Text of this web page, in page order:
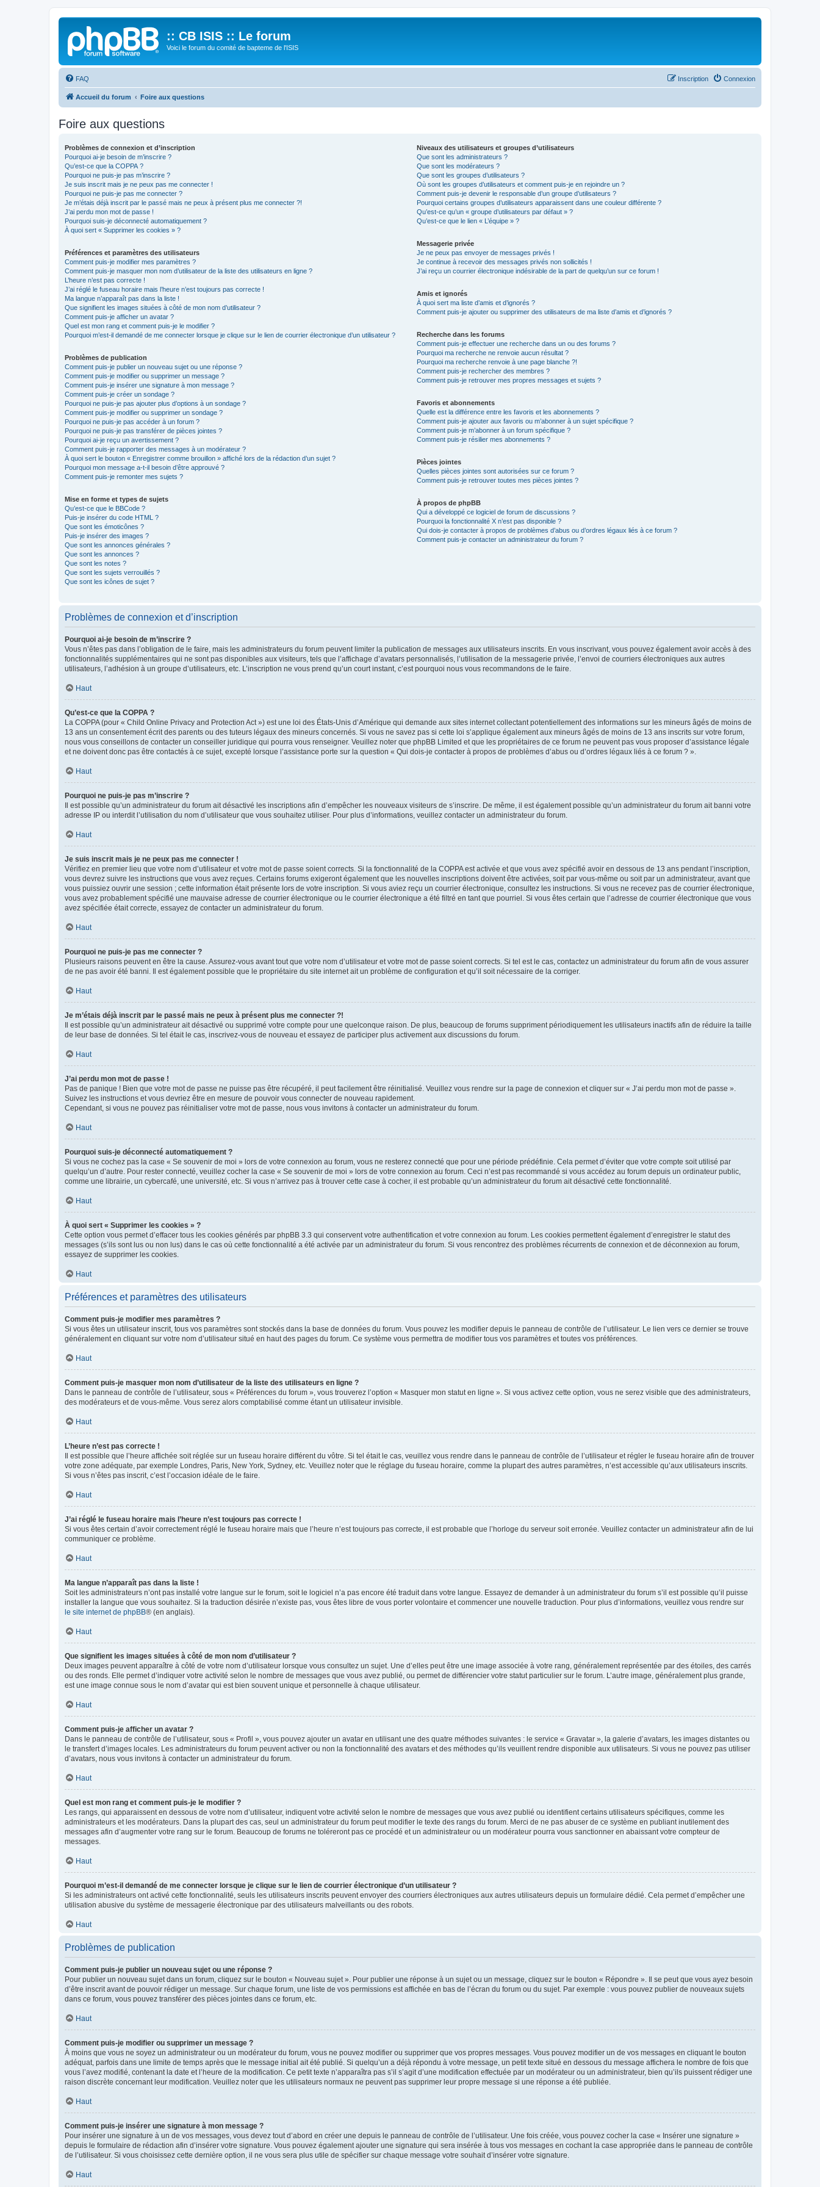
:: CB ISIS :: Le forum
Voici le forum du comité de bapteme de l'ISIS
FAQ Connexion
Inscription
Accueil du forum Foire aux questions
Foire aux questions
Problèmes de connexion et d’inscription
Pourquoi ai-je besoin de m’inscrire ?
Qu’est-ce que la COPPA ?
Pourquoi ne puis-je pas m’inscrire ?
Je suis inscrit mais je ne peux pas me connecter !
Pourquoi ne puis-je pas me connecter ?
Je m’étais déjà inscrit par le passé mais ne peux à présent plus me connecter ?!
J’ai perdu mon mot de passe !
Pourquoi suis-je déconnecté automatiquement ?
À quoi sert « Supprimer les cookies » ?
Préférences et paramètres des utilisateurs
Comment puis-je modifier mes paramètres ?
Comment puis-je masquer mon nom d’utilisateur de la liste des utilisateurs en ligne ?
L’heure n’est pas correcte !
J’ai réglé le fuseau horaire mais l’heure n’est toujours pas correcte !
Ma langue n’apparaît pas dans la liste !
Que signifient les images situées à côté de mon nom d’utilisateur ?
Comment puis-je afficher un avatar ?
Quel est mon rang et comment puis-je le modifier ?
Pourquoi m’est-il demandé de me connecter lorsque je clique sur le lien de courrier électronique d’un utilisateur ?
Problèmes de publication
Comment puis-je publier un nouveau sujet ou une réponse ?
Comment puis-je modifier ou supprimer un message ?
Comment puis-je insérer une signature à mon message ?
Comment puis-je créer un sondage ?
Pourquoi ne puis-je pas ajouter plus d’options à un sondage ?
Comment puis-je modifier ou supprimer un sondage ?
Pourquoi ne puis-je pas accéder à un forum ?
Pourquoi ne puis-je pas transférer de pièces jointes ?
Pourquoi ai-je reçu un avertissement ?
Comment puis-je rapporter des messages à un modérateur ?
À quoi sert le bouton « Enregistrer comme brouillon » affiché lors de la rédaction d’un sujet ?
Pourquoi mon message a-t-il besoin d’être approuvé ?
Comment puis-je remonter mes sujets ?
Mise en forme et types de sujets
Qu’est-ce que le BBCode ?
Puis-je insérer du code HTML ?
Que sont les émoticônes ?
Puis-je insérer des images ?
Que sont les annonces générales ?
Que sont les annonces ?
Que sont les notes ?
Que sont les sujets verrouillés ?
Que sont les icônes de sujet ?
Niveaux des utilisateurs et groupes d’utilisateurs
Que sont les administrateurs ?
Que sont les modérateurs ?
Que sont les groupes d’utilisateurs ?
Où sont les groupes d’utilisateurs et comment puis-je en rejoindre un ?
Comment puis-je devenir le responsable d’un groupe d’utilisateurs ?
Pourquoi certains groupes d’utilisateurs apparaissent dans une couleur différente ?
Qu’est-ce qu’un « groupe d’utilisateurs par défaut » ?
Qu’est-ce que le lien « L’équipe » ?
Messagerie privée
Je ne peux pas envoyer de messages privés !
Je continue à recevoir des messages privés non sollicités !
J’ai reçu un courrier électronique indésirable de la part de quelqu’un sur ce forum !
Amis et ignorés
À quoi sert ma liste d’amis et d’ignorés ?
Comment puis-je ajouter ou supprimer des utilisateurs de ma liste d’amis et d’ignorés ?
Recherche dans les forums
Comment puis-je effectuer une recherche dans un ou des forums ?
Pourquoi ma recherche ne renvoie aucun résultat ?
Pourquoi ma recherche renvoie à une page blanche ?!
Comment puis-je rechercher des membres ?
Comment puis-je retrouver mes propres messages et sujets ?
Favoris et abonnements
Quelle est la différence entre les favoris et les abonnements ?
Comment puis-je ajouter aux favoris ou m’abonner à un sujet spécifique ?
Comment puis-je m’abonner à un forum spécifique ?
Comment puis-je résilier mes abonnements ?
Pièces jointes
Quelles pièces jointes sont autorisées sur ce forum ?
Comment puis-je retrouver toutes mes pièces jointes ?
À propos de phpBB
Qui a développé ce logiciel de forum de discussions ?
Pourquoi la fonctionnalité X n’est pas disponible ?
Qui dois-je contacter à propos de problèmes d’abus ou d’ordres légaux liés à ce forum ?
Comment puis-je contacter un administrateur du forum ?
Problèmes de connexion et d’inscription
Pourquoi ai-je besoin de m’inscrire ?
Vous n’êtes pas dans l’obligation de le faire, mais les administrateurs du forum peuvent limiter la publication de messages aux utilisateurs inscrits. En vous inscrivant, vous pouvez également avoir accès à des
fonctionnalités supplémentaires qui ne sont pas disponibles aux visiteurs, tels que l’affichage d’avatars personnalisés, l’utilisation de la messagerie privée, l’envoi de courriers électroniques aux autres
utilisateurs, l’adhésion à un groupe d’utilisateurs, etc. L’inscription ne vous prend qu’un court instant, c’est pourquoi nous vous recommandons de le faire.
Haut
Qu’est-ce que la COPPA ?
La COPPA (pour « Child Online Privacy and Protection Act ») est une loi des États-Unis d’Amérique qui demande aux sites internet collectant potentiellement des informations sur les mineurs âgés de moins de
13 ans un consentement écrit des parents ou des tuteurs légaux des mineurs concernés. Si vous ne savez pas si cette loi s’applique également aux mineurs âgés de moins de 13 ans inscrits sur votre forum,
nous vous conseillons de contacter un conseiller juridique qui pourra vous renseigner. Veuillez noter que phpBB Limited et que les propriétaires de ce forum ne peuvent pas vous proposer d’assistance légale
et ne doivent donc pas être contactés à ce sujet, excepté lorsque l’assistance porte sur la question « Qui dois-je contacter à propos de problèmes d’abus ou d’ordres légaux liés à ce forum ? ».
Haut
Pourquoi ne puis-je pas m’inscrire ?
Il est possible qu’un administrateur du forum ait désactivé les inscriptions afin d’empêcher les nouveaux visiteurs de s’inscrire. De même, il est également possible qu’un administrateur du forum ait banni votre
adresse IP ou interdit l’utilisation du nom d’utilisateur que vous souhaitez utiliser. Pour plus d’informations, veuillez contacter un administrateur du forum.
Haut
Je suis inscrit mais je ne peux pas me connecter !
Vérifiez en premier lieu que votre nom d’utilisateur et votre mot de passe soient corrects. Si la fonctionnalité de la COPPA est activée et que vous avez spécifié avoir en dessous de 13 ans pendant l’inscription,
vous devrez suivre les instructions que vous avez reçues. Certains forums exigeront également que les nouvelles inscriptions doivent être activées, soit par vous-même ou soit par un administrateur, avant que
vous puissiez ouvrir une session ; cette information était présente lors de votre inscription. Si vous aviez reçu un courrier électronique, consultez les instructions. Si vous ne recevez pas de courrier électronique,
vous avez probablement spécifié une mauvaise adresse de courrier électronique ou le courrier électronique a été filtré en tant que pourriel. Si vous êtes certain que l’adresse de courrier électronique que vous
avez spécifiée était correcte, essayez de contacter un administrateur du forum.
Haut
Pourquoi ne puis-je pas me connecter ?
Plusieurs raisons peuvent en être la cause. Assurez-vous avant tout que votre nom d’utilisateur et votre mot de passe soient corrects. Si tel est le cas, contactez un administrateur du forum afin de vous assurer
de ne pas avoir été banni. Il est également possible que le propriétaire du site internet ait un problème de configuration et qu’il soit nécessaire de la corriger.
Haut
Je m’étais déjà inscrit par le passé mais ne peux à présent plus me connecter ?!
Il est possible qu’un administrateur ait désactivé ou supprimé votre compte pour une quelconque raison. De plus, beaucoup de forums suppriment périodiquement les utilisateurs inactifs afin de réduire la taille
de leur base de données. Si tel était le cas, inscrivez-vous de nouveau et essayez de participer plus activement aux discussions du forum.
Haut
J’ai perdu mon mot de passe !
Pas de panique ! Bien que votre mot de passe ne puisse pas être récupéré, il peut facilement être réinitialisé. Veuillez vous rendre sur la page de connexion et cliquer sur « J’ai perdu mon mot de passe ».
Suivez les instructions et vous devriez être en mesure de pouvoir vous connecter de nouveau rapidement.
Cependant, si vous ne pouvez pas réinitialiser votre mot de passe, nous vous invitons à contacter un administrateur du forum.
Haut
Pourquoi suis-je déconnecté automatiquement ?
Si vous ne cochez pas la case « Se souvenir de moi » lors de votre connexion au forum, vous ne resterez connecté que pour une période prédéfinie. Cela permet d’éviter que votre compte soit utilisé par
quelqu’un d’autre. Pour rester connecté, veuillez cocher la case « Se souvenir de moi » lors de votre connexion au forum. Ceci n’est pas recommandé si vous accédez au forum depuis un ordinateur public,
comme une librairie, un cybercafé, une université, etc. Si vous n’arrivez pas à trouver cette case à cocher, il est probable qu’un administrateur du forum ait désactivé cette fonctionnalité.
Haut
À quoi sert « Supprimer les cookies » ?
Cette option vous permet d’effacer tous les cookies générés par phpBB 3.3 qui conservent votre authentification et votre connexion au forum. Les cookies permettent également d’enregistrer le statut des
messages (s’ils sont lus ou non lus) dans le cas où cette fonctionnalité a été activée par un administrateur du forum. Si vous rencontrez des problèmes récurrents de connexion et de déconnexion au forum,
essayez de supprimer les cookies.
Haut
Préférences et paramètres des utilisateurs
Comment puis-je modifier mes paramètres ?
Si vous êtes un utilisateur inscrit, tous vos paramètres sont stockés dans la base de données du forum. Vous pouvez les modifier depuis le panneau de contrôle de l’utilisateur. Le lien vers ce dernier se trouve
généralement en cliquant sur votre nom d’utilisateur situé en haut des pages du forum. Ce système vous permettra de modifier tous vos paramètres et toutes vos préférences.
Haut
Comment puis-je masquer mon nom d’utilisateur de la liste des utilisateurs en ligne ?
Dans le panneau de contrôle de l’utilisateur, sous « Préférences du forum », vous trouverez l’option « Masquer mon statut en ligne ». Si vous activez cette option, vous ne serez visible que des administrateurs,
des modérateurs et de vous-même. Vous serez alors comptabilisé comme étant un utilisateur invisible.
Haut
L’heure n’est pas correcte !
Il est possible que l’heure affichée soit réglée sur un fuseau horaire différent du vôtre. Si tel était le cas, veuillez vous rendre dans le panneau de contrôle de l’utilisateur et régler le fuseau horaire afin de trouver
votre zone adéquate, par exemple Londres, Paris, New York, Sydney, etc. Veuillez noter que le réglage du fuseau horaire, comme la plupart des autres paramètres, n’est accessible qu’aux utilisateurs inscrits.
Si vous n’êtes pas inscrit, c’est l’occasion idéale de le faire.
Haut
J’ai réglé le fuseau horaire mais l’heure n’est toujours pas correcte !
Si vous êtes certain d’avoir correctement réglé le fuseau horaire mais que l’heure n’est toujours pas correcte, il est probable que l’horloge du serveur soit erronée. Veuillez contacter un administrateur afin de lui
communiquer ce problème.
Haut
Ma langue n’apparaît pas dans la liste !
Soit les administrateurs n’ont pas installé votre langue sur le forum, soit le logiciel n’a pas encore été traduit dans votre langue. Essayez de demander à un administrateur du forum s’il est possible qu’il puisse
installer la langue que vous souhaitez. Si la traduction désirée n’existe pas, vous êtes libre de vous porter volontaire et commencer une nouvelle traduction. Pour plus d’informations, veuillez vous rendre sur
le site internet de phpBB® (en anglais).
Haut
Que signifient les images situées à côté de mon nom d’utilisateur ?
Deux images peuvent apparaître à côté de votre nom d’utilisateur lorsque vous consultez un sujet. Une d’elles peut être une image associée à votre rang, généralement représentée par des étoiles, des carrés
ou des ronds. Elle permet d’indiquer votre activité selon le nombre de messages que vous avez publié, ou permet de différencier votre statut particulier sur le forum. L’autre image, généralement plus grande,
est une image connue sous le nom d’avatar qui est bien souvent unique et personnelle à chaque utilisateur.
Haut
Comment puis-je afficher un avatar ?
Dans le panneau de contrôle de l’utilisateur, sous « Profil », vous pouvez ajouter un avatar en utilisant une des quatre méthodes suivantes : le service « Gravatar », la galerie d’avatars, les images distantes ou
le transfert d’images locales. Les administrateurs du forum peuvent activer ou non la fonctionnalité des avatars et des méthodes qu’ils veuillent rendre disponible aux utilisateurs. Si vous ne pouvez pas utiliser
d’avatars, nous vous invitons à contacter un administrateur du forum.
Haut
Quel est mon rang et comment puis-je le modifier ?
Les rangs, qui apparaissent en dessous de votre nom d’utilisateur, indiquent votre activité selon le nombre de messages que vous avez publié ou identifient certains utilisateurs spécifiques, comme les
administrateurs et les modérateurs. Dans la plupart des cas, seul un administrateur du forum peut modifier le texte des rangs du forum. Merci de ne pas abuser de ce système en publiant inutilement des
messages afin d’augmenter votre rang sur le forum. Beaucoup de forums ne toléreront pas ce procédé et un administrateur ou un modérateur pourra vous sanctionner en abaissant votre compteur de
messages.
Haut
Pourquoi m’est-il demandé de me connecter lorsque je clique sur le lien de courrier électronique d’un utilisateur ?
Si les administrateurs ont activé cette fonctionnalité, seuls les utilisateurs inscrits peuvent envoyer des courriers électroniques aux autres utilisateurs depuis un formulaire dédié. Cela permet d’empêcher une
utilisation abusive du système de messagerie électronique par des utilisateurs malveillants ou des robots.
Haut
Problèmes de publication
Comment puis-je publier un nouveau sujet ou une réponse ?
Pour publier un nouveau sujet dans un forum, cliquez sur le bouton « Nouveau sujet ». Pour publier une réponse à un sujet ou un message, cliquez sur le bouton « Répondre ». Il se peut que vous ayez besoin
d’être inscrit avant de pouvoir rédiger un message. Sur chaque forum, une liste de vos permissions est affichée en bas de l’écran du forum ou du sujet. Par exemple : vous pouvez publier de nouveaux sujets
dans ce forum, vous pouvez transférer des pièces jointes dans ce forum, etc.
Haut
Comment puis-je modifier ou supprimer un message ?
À moins que vous ne soyez un administrateur ou un modérateur du forum, vous ne pouvez modifier ou supprimer que vos propres messages. Vous pouvez modifier un de vos messages en cliquant le bouton
adéquat, parfois dans une limite de temps après que le message initial ait été publié. Si quelqu’un a déjà répondu à votre message, un petit texte situé en dessous du message affichera le nombre de fois que
vous l’avez modifié, contenant la date et l’heure de la modification. Ce petit texte n’apparaîtra pas s’il s’agit d’une modification effectuée par un modérateur ou un administrateur, bien qu’ils puissent rédiger une
raison discrète concernant leur modification. Veuillez noter que les utilisateurs normaux ne peuvent pas supprimer leur propre message si une réponse a été publiée.
Haut
Comment puis-je insérer une signature à mon message ?
Pour insérer une signature à un de vos messages, vous devez tout d’abord en créer une depuis le panneau de contrôle de l’utilisateur. Une fois créée, vous pouvez cocher la case « Insérer une signature »
depuis le formulaire de rédaction afin d’insérer votre signature. Vous pouvez également ajouter une signature qui sera insérée à tous vos messages en cochant la case appropriée dans le panneau de contrôle
de l’utilisateur. Si vous choisissez cette dernière option, il ne vous sera plus utile de spécifier sur chaque message votre souhait d’insérer votre signature.
Haut